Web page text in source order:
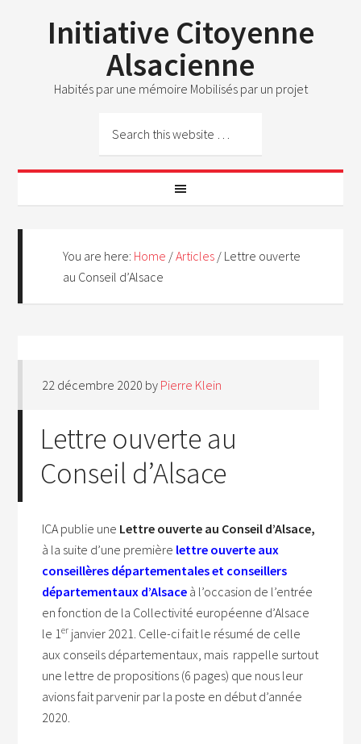
Initiative Citoyenne
Alsacienne
Habités par une mémoire Mobilisés par un projet
You are here: Home /Articles / Lettre ouverte
au Conseil d’Alsace
22 décembre 2020 by Pierre Klein
Lettre ouverte au
Conseil d’Alsace
ICA publie une Lettre ouverte au Conseil d’Alsace,
à la suite d’une première lettre ouverte aux
conseillères départementales et conseillers
départementaux d’Alsace à l’occasion de l’entrée
en fonction de la Collectivité européenne d’Alsace
le 1er janvier 2021. Celle-ci fait le résumé de celle
aux conseils départementaux, mais rappelle surtout
une lettre de propositions (6 pages) que nous leur
avions fait parvenir par la poste en début d’année
2020.